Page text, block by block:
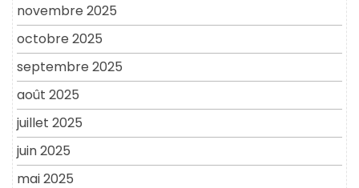
novembre 2025
octobre 2025
septembre 2025
août 2025
juillet 2025
juin 2025
mai 2025